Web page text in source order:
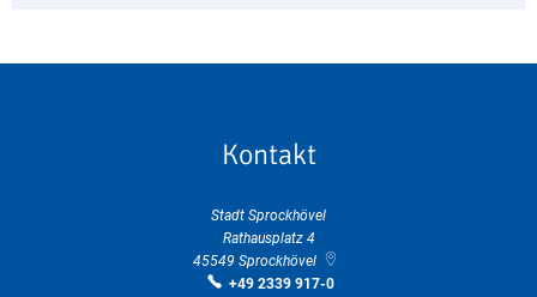
Kontakt
Stadt Sprockhövel
Rathausplatz 4
45549 Sprockhövel
+49 2339 917-0